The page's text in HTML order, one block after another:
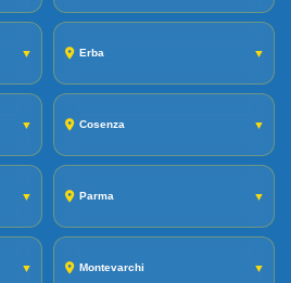
▼ Erba ▼
▼ Cosenza ▼
▼ Parma ▼
▼ Montevarchi ▼